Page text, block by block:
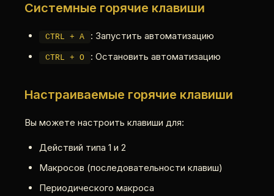
Системные горячие клавиши
CTRL + A : Запустить автоматизацию
CTRL + O : Остановить автоматизацию
Настраиваемые горячие клавиши
Вы можете настроить клавиши для:
Действий типа 1 и 2
Макросов (последовательности клавиш)
Периодического макроса